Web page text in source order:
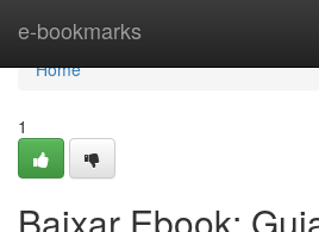
e-bookmarks
Home
Home
1